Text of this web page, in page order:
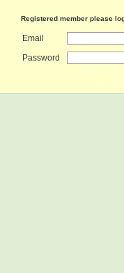
Registered member please
Email
Password